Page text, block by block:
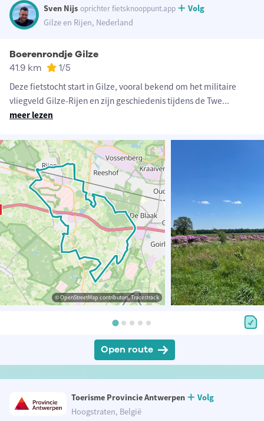
Sven Nijs oprichter fietsknooppunt.app
Volg
Gilze en Rijen, Nederland
Boerenrondje Gilze
41.9 km 1/5
Deze fietstocht start in Gilze, vooral bekend om het militaire
vliegveld Gilze-Rijen en zijn geschiedenis tijdens de Twe...
meer lezen
© OpenStreetMap contributors, Tracestrack
Open route
Toerisme Provincie Antwerpen
Volg
Hoogstraten, België